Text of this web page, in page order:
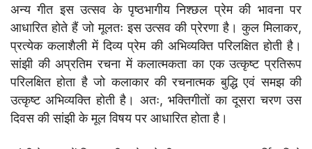
अन्य गीत इस उत्सव के पृष्ठभागीय निश्छल प्रेम की भावना पर
आधारित होते हैं जो मूलतः इस उत्सव की प्रेरणा है। कुल मिलाकर,
प्रत्येक कलाशैली में दिव्य प्रेम की अभिव्यक्ति परिलक्षित होती है।
सांझी की अप्रतिम रचना में कलात्मकता का एक उत्कृष्ट प्रतिरूप
परिलक्षित होता है जो कलाकार की रचनात्मक बुद्धि एवं समझ की
उत्कृष्ट अभिव्यक्ति होती है। अतः, भक्तिगीतों का दूसरा चरण उस
दिवस की सांझी के मूल विषय पर आधारित होता है।